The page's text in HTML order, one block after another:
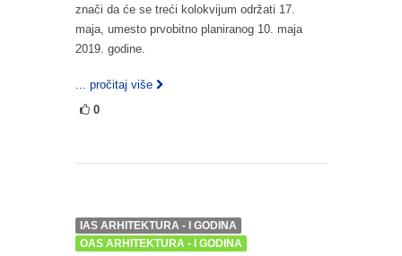
znači da će se treći kolokvijum održati 17.
maja, umesto prvobitno planiranog 10. maja
2019. godine.
... pročitaj više
0
IAS ARHITEKTURA - I GODINA
OAS ARHITEKTURA - I GODINA